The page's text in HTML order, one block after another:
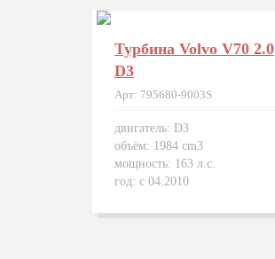
Турбина Volvo V70 2.0
D3
Арт: 795680-9003S
двигатель: D3
объём: 1984 cm3
мощность: 163 л.с.
год: с 04.2010